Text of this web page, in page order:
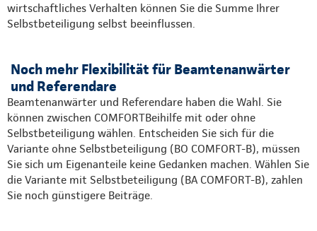
wirtschaftliches Verhalten können Sie die Summe Ihrer
Selbstbeteiligung selbst beeinflussen.
Noch mehr Flexibilität für Beamtenanwärter
und Referendare
Beamtenanwärter und Referendare haben die Wahl. Sie
können zwischen COMFORTBeihilfe mit oder ohne
Selbstbeteiligung wählen. Entscheiden Sie sich für die
Variante ohne Selbstbeteiligung (BO COMFORT-B), müssen
Sie sich um Eigenanteile keine Gedanken machen. Wählen Sie
die Variante mit Selbstbeteiligung (BA COMFORT-B), zahlen
Sie noch günstigere Beiträge.